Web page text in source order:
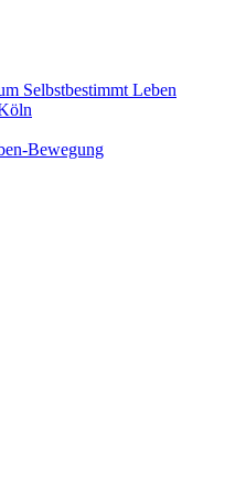
Selbstbestimmt Leben
Bewegung